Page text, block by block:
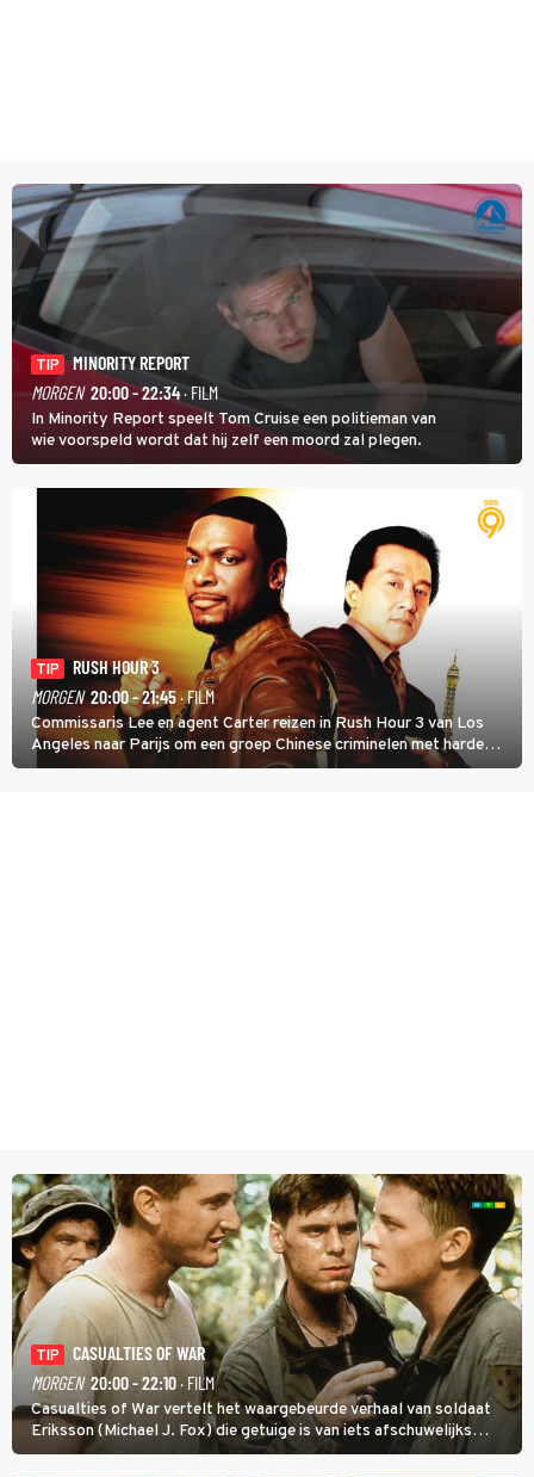
TIP
MINORITY REPORT
MORGEN 20:00 - 22:34· FILM
In Minority Report speelt Tom Cruise een politieman van
wie voorspeld wordt dat hij zelf een moord zal plegen.
TIP
RUSH HOUR 3
MORGEN 20:00 - 21:45· FILM
Commissaris Lee en agent Carter reizen in Rush Hour 3 van Los
Angeles naar Parijs om een groep Chinese criminelen met harde
hand aan te pakken.
TIP
CASUALTIES OF WAR
MORGEN 20:00 - 22:10· FILM
Casualties of War vertelt het waargebeurde verhaal van soldaat
Eriksson (Michael J. Fox) die getuige is van iets afschuwelijks
tijdens de Vietnamoorlog. Hij besluit uit de school te klappen.